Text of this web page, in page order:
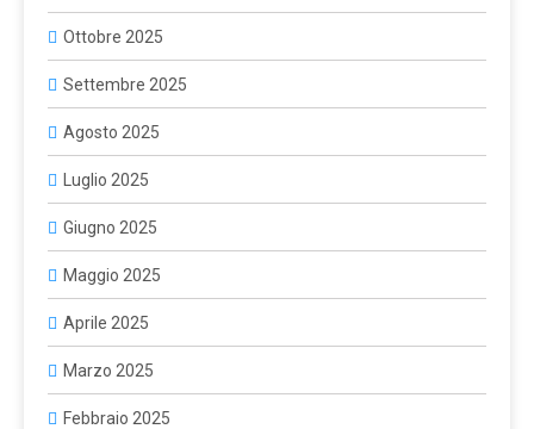
Ottobre 2025
Settembre 2025
Agosto 2025
Luglio 2025
Giugno 2025
Maggio 2025
Aprile 2025
Marzo 2025
Febbraio 2025